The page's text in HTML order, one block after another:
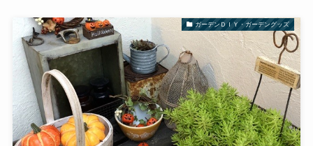
ガーデンＤＩＹ・ガーデングッズ